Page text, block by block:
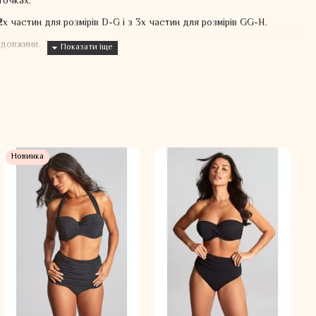
частин для розмірів D-G і з 3х частин для розмірів GG-H.
варіант із вишуканим драпіруванням на стегнах.
Новинка